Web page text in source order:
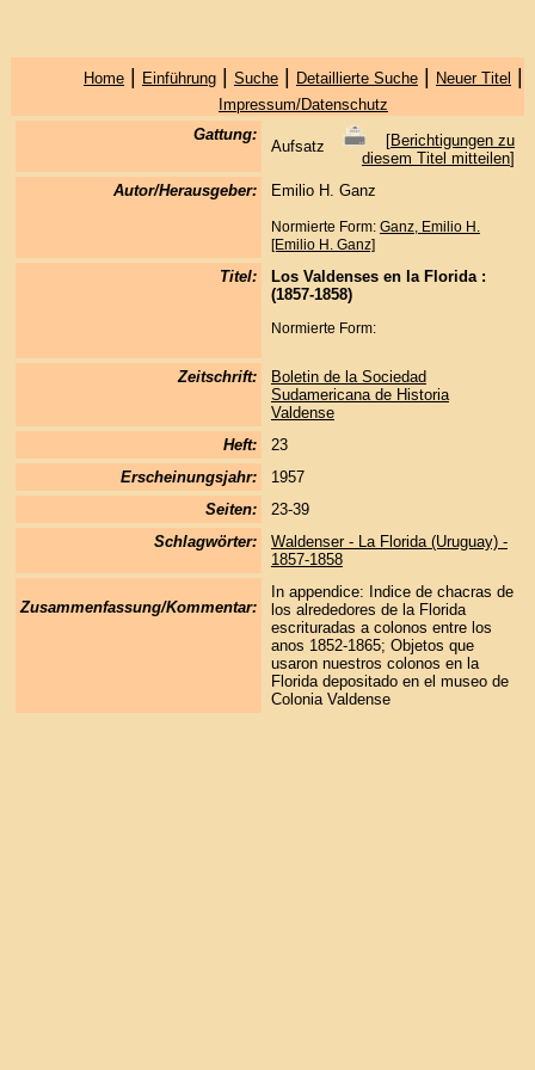
Home| Einführung| Suche| Detaillierte Suche| Neuer Titel |
Impressum/Datenschutz
Gattung:
Aufsatz [Berichtigungen zu
diesem Titel mitteilen]
Autor/Herausgeber:
Emilio H. Ganz
Normierte Form: Ganz, Emilio H.
[Emilio H. Ganz]
Titel:
Los Valdenses en la Florida :
(1857-1858)
Normierte Form:
Zeitschrift:
Boletin de la Sociedad
Sudamericana de Historia
Valdense
Heft:
23
Erscheinungsjahr:
1957
Seiten:
23-39
Schlagwörter:
Waldenser - La Florida (Uruguay) -
1857-1858
Zusammenfassung/Kommentar:
In appendice: Indice de chacras de
los alrededores de la Florida
escrituradas a colonos entre los
anos 1852-1865; Objetos que
usaron nuestros colonos en la
Florida depositado en el museo de
Colonia Valdense